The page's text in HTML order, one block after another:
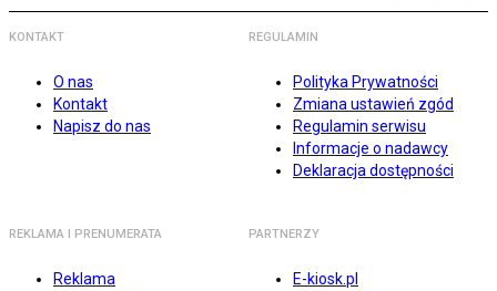
KONTAKT
O nas
Kontakt
Napisz do nas
REGULAMIN
Polityka Prywatności
Zmiana ustawień zgód
Regulamin serwisu
Informacje o nadawcy
Deklaracja dostępności
REKLAMA I PRENUMERATA
Reklama
PARTNERZY
E-kiosk.pl